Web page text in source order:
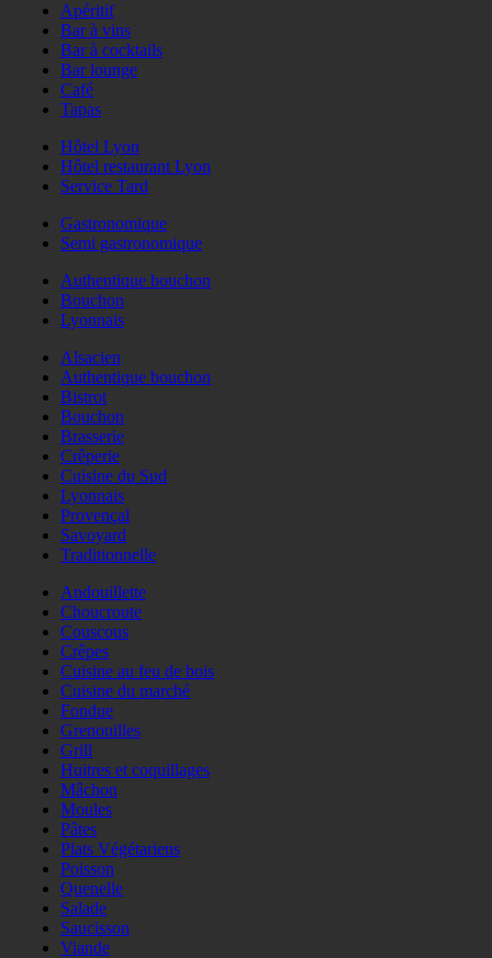
Apéritif
Bar à vins
Bar à cocktails
Bar lounge
Café
Tapas
Hôtel Lyon
Hôtel restaurant Lyon
Service Tard
Gastronomique
Semi gastronomique
Authentique bouchon
Bouchon
Lyonnais
Alsacien
Authentique bouchon
Bistrot
Bouchon
Brasserie
Crêperie
Cuisine du Sud
Lyonnais
Provençal
Savoyard
Traditionnelle
Andouillette
Choucroute
Couscous
Crêpes
Cuisine au feu de bois
Cuisine du marché
Fondue
Grenouilles
Grill
Huitres et coquillages
Mâchon
Moules
Pâtes
Plats Végétariens
Poisson
Quenelle
Salade
Saucisson
Viande